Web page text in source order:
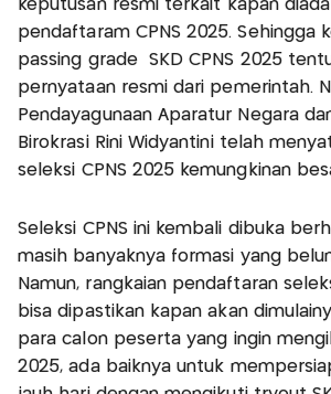
keputusan resmi terkait kapan
pendaftaram CPNS 2025. Sehingga
passing grade SKD CPNS 2025
pernyataan resmi dari pemerintah.
Pendayagunaan Aparatur Negara
Birokrasi Rini Widyantini telah
seleksi CPNS 2025 kemungkinan
Seleksi CPNS ini kembali dibuka
masih banyaknya formasi yang
Namun, rangkaian pendaftaran
bisa dipastikan kapan akan
para calon peserta yang ingin
2025, ada baiknya untuk